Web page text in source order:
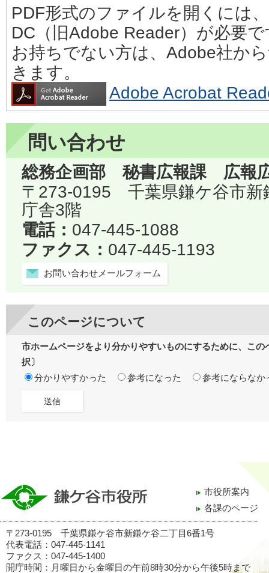
PDF形式のファイルを開くには
DC（旧Adobe Reader）が必要
お持ちでない方は、Adobe社か
きます。
Adobe Acrobat
問い合わせ
総務企画部 秘書広報課 広報
〒273-0195 千葉県鎌ケ谷市
庁舎3階
電話： 047-445-1088
ファクス： 047-445-1193
お問い合わせメールフォーム
このページについて
市ホームページをより分かりやすいものにするために、こ
択〕
分かりやすかった
参考になった 参考にならなか
市役所案内
各課のページ
〒273-0195 千葉県鎌ケ谷市新鎌ケ谷二丁目6番1号
代表電話：047-445-1141
ファクス：047-445-1400
開庁時間：月曜日から金曜日の午前8時30分から午後5時まで